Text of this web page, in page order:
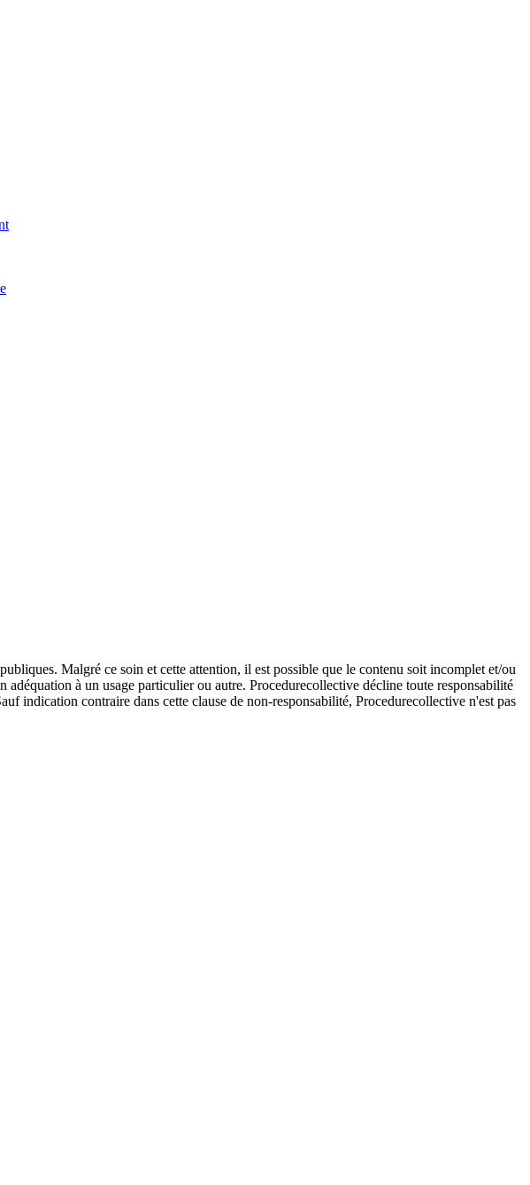
Malgré ce soin et cette attention, il est possible que le contenu soit incomplet et/ou
à un usage particulier ou autre. Procedurecollective décline toute responsabilité
indication contraire dans cette clause de non-responsabilité, Procedurecollective n'est pas